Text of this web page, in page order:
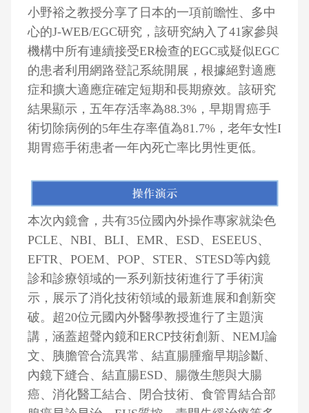
小野裕之教授分享了日本的一項前瞻性、多中
心的J-WEB/EGC研究，該研究納入了41家參與
機構中所有連續接受ER檢查的EGC或疑似EGC
的患者利用網路登記系統開展，根據絕對適應
症和擴大適應症確定短期和長期療效。該研究
結果顯示，五年存活率為88.3%，早期胃癌手
術切除病例的5年生存率值為81.7%，老年女性I
期胃癌手術患者一年內死亡率比男性更低。
本次內鏡會，共有35位國內外操作專家就染色
PCLE、NBI、BLI、EMR、ESD、ESEEUS、
EFTR、POEM、POP、STER、STESD等內鏡
診和診療領域的一系列新技術進行了手術演
示，展示了消化技術領域的最新進展和創新突
破。超20位元國內外醫學教授進行了主題演
講，涵蓋超聲內鏡和ERCP技術創新、NEMJ論
文、胰膽管合流異常、結直腸腫瘤早期診斷、
內鏡下縫合、結直腸ESD、腸微生態與大腸
癌、消化醫工結合、閉合技術、食管胃結合部